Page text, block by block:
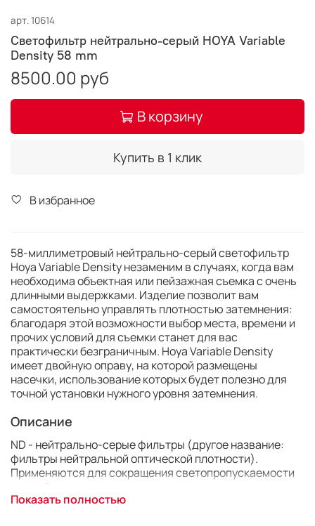
арт. 10614
Светофильтр нейтрально-серый HOYA Variable
Density 58 mm
8500.00 руб
В корзину
Купить в 1 клик
В избранное
58-миллиметровый нейтрально-серый светофильтр
Hoya Variable Density незаменим в случаях, когда вам
необходима объектная или пейзажная съемка с очень
длинными выдержками. Изделие позволит вам
самостоятельно управлять плотностью затемнения:
благодаря этой возможности выбор места, времени и
прочих условий для съемки станет для вас
практически безграничным. Hoya Variable Density
имеет двойную оправу, на которой размещены
насечки, использование которых будет полезно для
точной установки нужного уровня затемнения.
Описание
ND - нейтрально-серые фильтры (другое название:
фильтры нейтральной оптической плотности).
Применяются для сокращения светопропускаемости
цветопередачу. Такие фильтры полезны для съемки с
Показать полностью